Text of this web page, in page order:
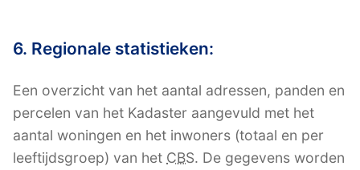
6. Regionale statistieken:
Een overzicht van het aantal adressen, panden en
percelen van het Kadaster aangevuld met het
aantal woningen en het inwoners (totaal en per
leeftijdsgroep) van het CBS. De gegevens worden